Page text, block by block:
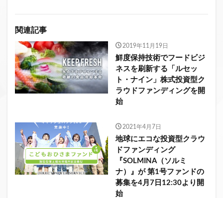
関連記事
2019年11月19日
鮮度保持技術でフードビジ
ネスを刷新する「ルセッ
ト・ナイン」株式投資型ク
ラウドファンディングを開
始
2021年4月7日
地球にエコな投資型クラウ
ドファンディング
『SOLMINA（ソルミ
ナ）』が 第1号ファンドの
募集を4月7日12:30より開
始